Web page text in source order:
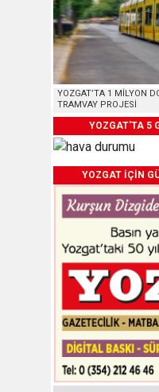
YOZGAT’TA 1 MİLYON
TRAMVAY PROJESİ
YOZGAT'TA 5
YOZGAT İÇİN